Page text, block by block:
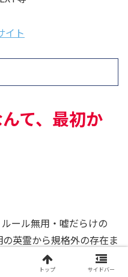
イト
て、最初か
ール無用・嘘だらけの
の英霊から規格外の存在ま
で激突する、超ド級の魔
トップ サイドバー